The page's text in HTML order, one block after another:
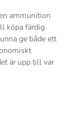
ammunition
köpa färdig
ge både ett
är upp till var